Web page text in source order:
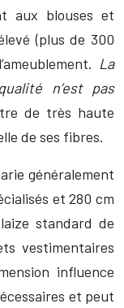
aux blouses et
(plus de 300
La
n’est pas
de très haute
de ses fibres.
généralement
et 280 cm
standard de
vestimentaires
influence
et peut